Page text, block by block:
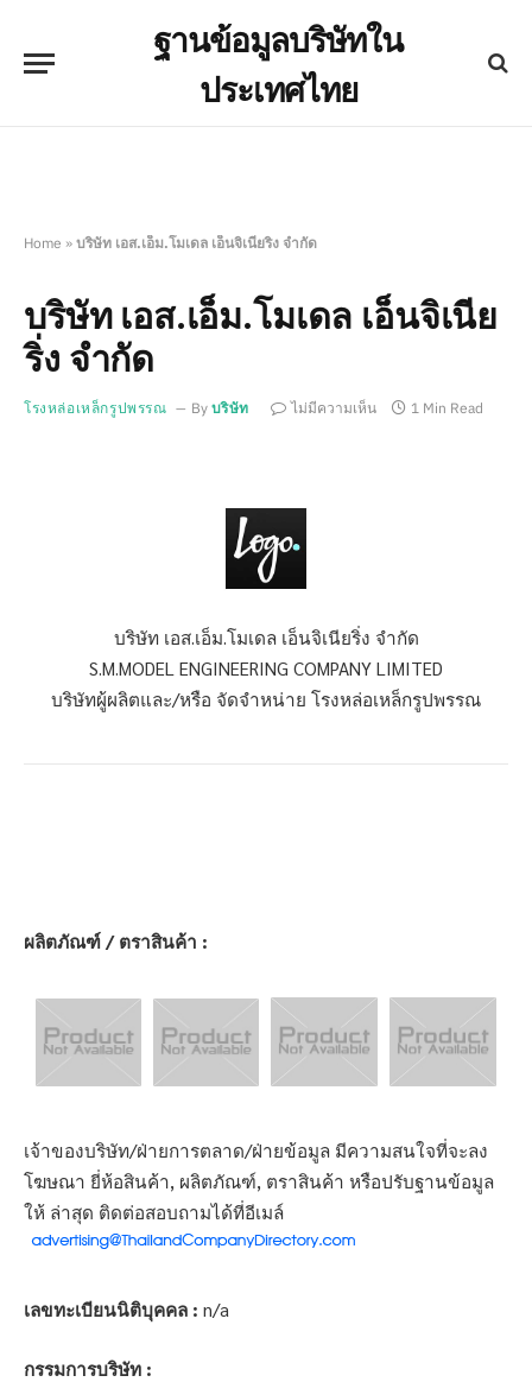
ฐานข้อมูลบริษัทใน
ประเทศไทย
Home » บริษัท เอส.เอ็ม.โมเดล เอ็นจิเนียริ่ง จำกัด
บริษัท เอส.เอ็ม.โมเดล เอ็นจิเนีย
ริ่ง จำกัด
โรงหล่อเหล็กรูปพรรณ By บริษัท ไม่มีความเห็น 1 Min Read
บริษัท เอส.เอ็ม.โมเดล เอ็นจิเนียริ่ง จำกัด
S.M.MODEL ENGINEERING COMPANY LIMITED
บริษัทผู้ผลิตและ/หรือ จัดจำหน่าย โรงหล่อเหล็กรูปพรรณ
ผลิตภัณฑ์ / ตราสินค้า :
เจ้าของบริษัท/ฝ่ายการตลาด/ฝ่ายข้อมูล มีความสนใจที่จะลง
โฆษณา ยี่ห้อสินค้า, ผลิตภัณฑ์, ตราสินค้า หรือปรับฐานข้อมูล
ให้ ล่าสุด ติดต่อสอบถามได้ที่อีเมล์
เลขทะเบียนนิติบุคคล : n/a
กรรมการบริษัท :